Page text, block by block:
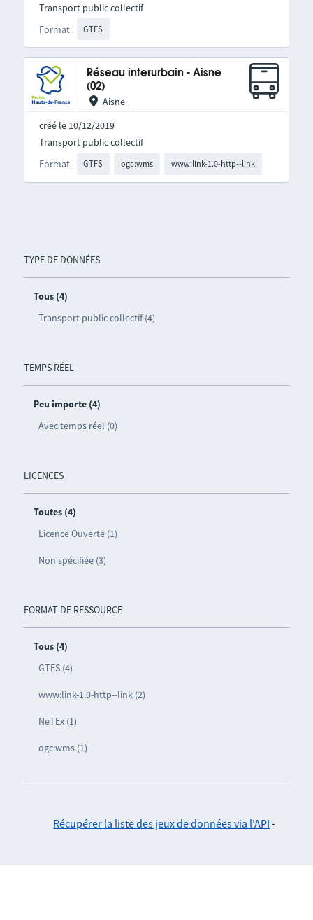
TYPE DE DONNÉES
Tous (4)
Transport public collectif (4)
TEMPS RÉEL
Peu importe (4)
Avec temps réel (0)
LICENCES
Toutes (4)
Licence Ouverte (1)
Non spécifiée (3)
FORMAT DE RESSOURCE
Tous (4)
GTFS (4)
www:link-1.0-http--link (2)
NeTEx (1)
ogc:wms (1)
Format GTFS
Transport public collectif
Réseau interurbain - Aisne
(02)
Aisne
créé le 10/12/2019
Format GTFS ogc:wms www:link-1.0-http--link
Transport public collectif
Récupérer la liste des jeux de données via l'API -